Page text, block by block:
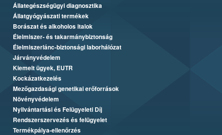
Állategészségügyi diagnosztika
Állatgyógyászati termékek
Borászat és alkoholos italok
Élelmiszer- és takarmánybiztonság
Élelmiszerlánc-biztonsági laborhálózat
Járványvédelem
Kiemelt ügyek, EUTR
Kockázatkezelés
Mezőgazdasági genetikai erőforrások
Növényvédelem
Nyilvántartási és Felügyeleti Díj
Rendszerszervezés és felügyelet
Termékpálya-ellenőrzés